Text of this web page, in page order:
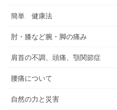
簡単 健康法
肘・膝など腕・脚の痛み
肩首の不調、頭痛、顎関節症
腰痛について
自然の力と災害